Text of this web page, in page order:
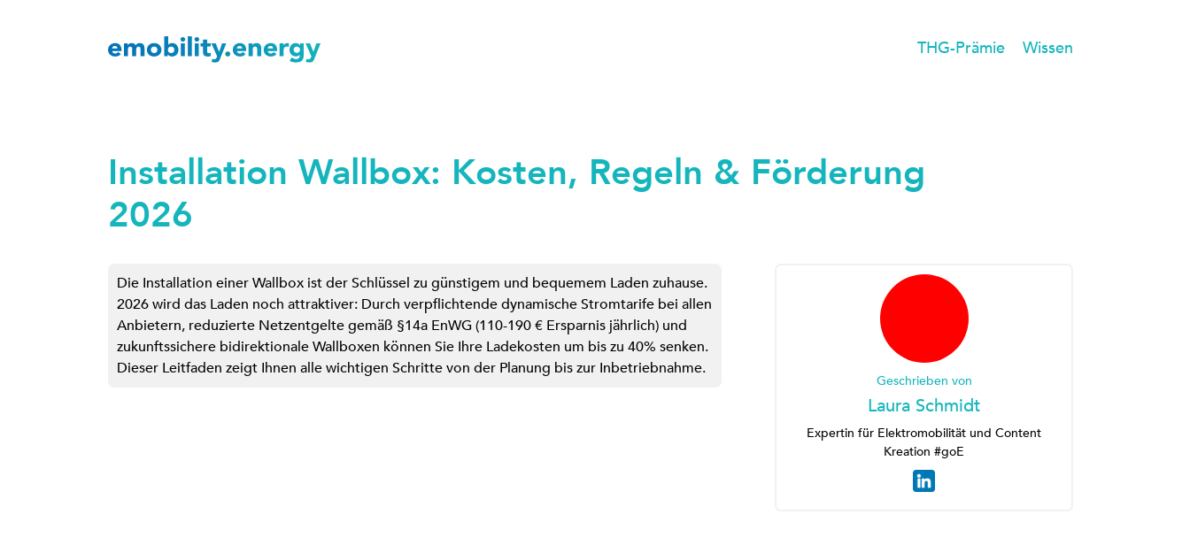
THG-Prämie Wissen
Installation Wallbox: Kosten, Regeln & Förderung
2026
Die Installation einer Wallbox ist der Schlüssel zu günstigem und bequemem Laden zuhause.
2026 wird das Laden noch attraktiver: Durch verpflichtende dynamische Stromtarife bei allen
Anbietern, reduzierte Netzentgelte gemäß §14a EnWG (110-190 € Ersparnis jährlich) und
zukunftssichere bidirektionale Wallboxen können Sie Ihre Ladekosten um bis zu 40% senken.
Dieser Leitfaden zeigt Ihnen alle wichtigen Schritte von der Planung bis zur Inbetriebnahme.
Geschrieben von
Laura Schmidt
Expertin für Elektromobilität und Content
Kreation #goE